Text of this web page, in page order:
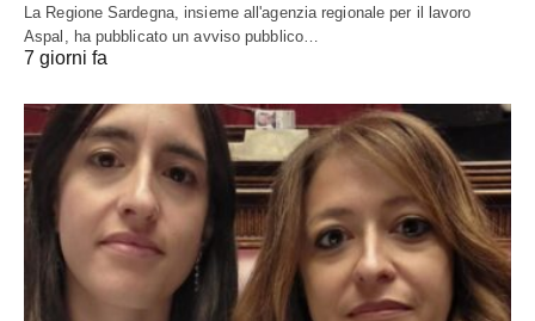
La Regione Sardegna, insieme all'agenzia regionale per il lavoro
Aspal, ha pubblicato un avviso pubblico…
7 giorni fa